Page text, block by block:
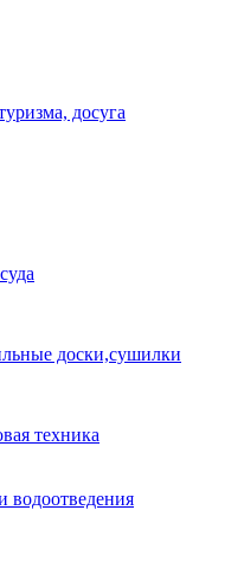
досуга
доски,сушилки
техника
водоотведения